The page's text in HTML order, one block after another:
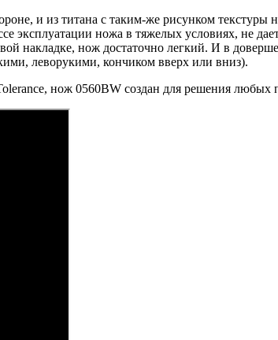
и из титана с таким-же рисунком
эксплуатации ножа в тяжелых условиях, не
накладке, нож достаточно легкий. И в
леворукими, кончиком вверх или вниз).
нож 0560BW создан для решения любых